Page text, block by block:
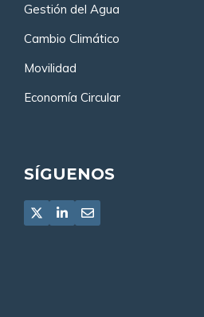
Gestión del Agua
Cambio Climático
Movilidad
Economía Circular
SÍGUENOS